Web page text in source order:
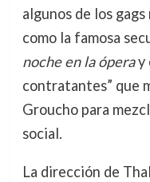
algunos de los
como la famosa
noche en la óperay
contratantes” que
Groucho para
social.
La dirección de